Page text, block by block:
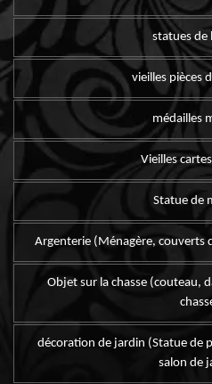
statues de
vieilles pièces
médailles
Vieilles
Statue de
Argenterie (Ménagère, couverts
Objet sur la chasse (couteau,
décoration de jardin (Statue de
salon de